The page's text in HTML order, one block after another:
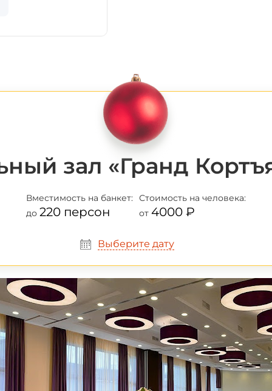
зал «Гранд
Вместимость на банкет:
до 220 персон
Стоимость на человека:
от 4000 ₽
Выберите дату